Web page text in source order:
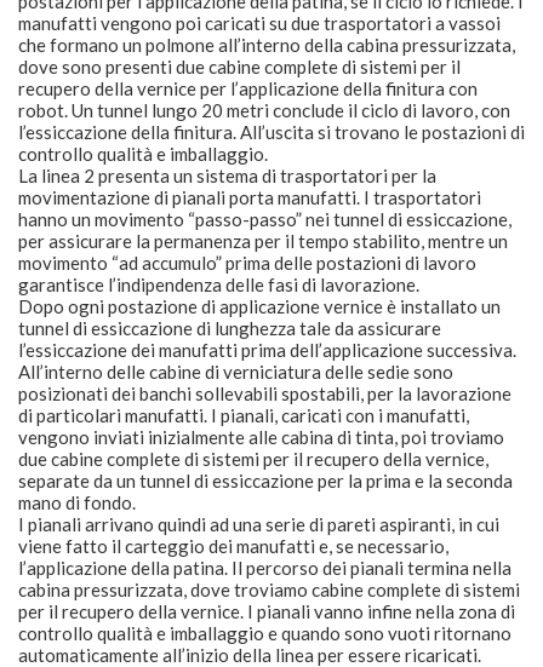
manufatti vengono poi caricati su due trasportatori a vassoi
che formano un polmone all’interno della cabina pressurizzata,
dove sono presenti due cabine complete di sistemi per il
recupero della vernice per l’applicazione della finitura con
robot. Un tunnel lungo 20 metri conclude il ciclo di lavoro, con
l’essiccazione della finitura. All’uscita si trovano le postazioni di
controllo qualità e imballaggio.
La linea 2 presenta un sistema di trasportatori per la
movimentazione di pianali porta manufatti. I trasportatori
hanno un movimento “passo-passo” nei tunnel di essiccazione,
per assicurare la permanenza per il tempo stabilito, mentre un
movimento “ad accumulo” prima delle postazioni di lavoro
garantisce l’indipendenza delle fasi di lavorazione.
Dopo ogni postazione di applicazione vernice è installato un
tunnel di essiccazione di lunghezza tale da assicurare
l’essiccazione dei manufatti prima dell’applicazione successiva.
All’interno delle cabine di verniciatura delle sedie sono
posizionati dei banchi sollevabili spostabili, per la lavorazione
di particolari manufatti. I pianali, caricati con i manufatti,
vengono inviati inizialmente alle cabina di tinta, poi troviamo
due cabine complete di sistemi per il recupero della vernice,
separate da un tunnel di essiccazione per la prima e la seconda
mano di fondo.
I pianali arrivano quindi ad una serie di pareti aspiranti, in cui
viene fatto il carteggio dei manufatti e, se necessario,
l’applicazione della patina. Il percorso dei pianali termina nella
cabina pressurizzata, dove troviamo cabine complete di sistemi
per il recupero della vernice. I pianali vanno infine nella zona di
controllo qualità e imballaggio e quando sono vuoti ritornano
automaticamente all’inizio della linea per essere ricaricati.